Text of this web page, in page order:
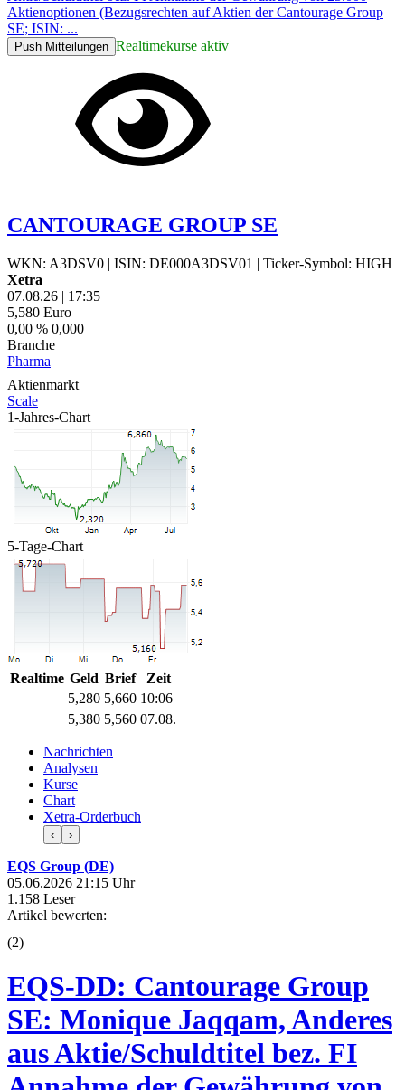
Aktienoptionen (Bezugsrechten auf Aktien der Cantourage Group
SE; ISIN: ...
Push Mitteilungen Realtimekurse aktiv
CANTOURAGE GROUP SE
WKN: A3DSV0 | ISIN: DE000A3DSV01 | Ticker-Symbol: HIGH
Xetra
07.08.26 | 17:35
5,580 Euro
0,00 % 0,000
Branche
Pharma
Aktienmarkt
Scale
1-Jahres-Chart
5-Tage-Chart
Realtime Geld Brief
Zeit
5,280 5,660 10:06
5,380 5,560 07.08.
Nachrichten
Analysen
Kurse
Chart
Xetra-Orderbuch
‹ ›
EQS Group (DE)
05.06.2026 21:15 Uhr
1.158 Leser
Artikel bewerten:
(2)
EQS-DD: Cantourage Group
SE: Monique Jaqqam, Anderes
aus Aktie/Schuldtitel bez. FI